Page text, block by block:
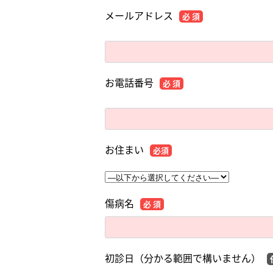
メールアドレス 必 須
お電話番号 必 須
お住まい 必須
傷病名 必 須
初診日（分かる範囲で構いません）